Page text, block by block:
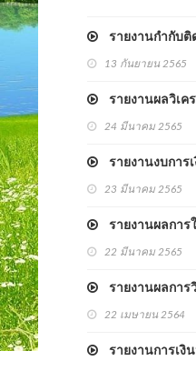
รายงานกำกับติ
13 กันยายน 2565
รายงานผลวิเค
24 มีนาคม 2565
รายงานงบการ
23 มีนาคม 2565
รายงานผลการ
22 มีนาคม 2565
รายงานผลการ
22 เมษายน 2564
รายงานการเงิ